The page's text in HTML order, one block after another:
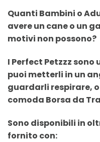
Quanti Bambini o
avere un cane o un
motivi non possono?
I Perfect Petzzz
puoi metterli in un
guardarli respirare,
comoda Borsa da
Sono disponibili in
fornito con: